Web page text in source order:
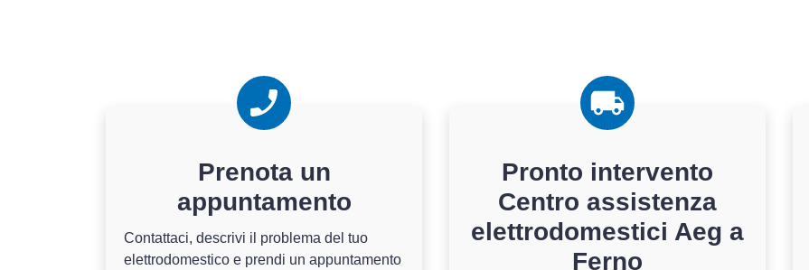
Prenota un
appuntamento
Contattaci, descrivi il problema del tuo
elettrodomestico e prendi un appuntamento
Pronto intervento
Centro assistenza
elettrodomestici Aeg a
Ferno